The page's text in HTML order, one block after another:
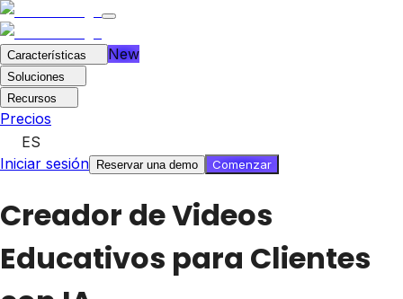
Características New
Soluciones
Recursos
Precios
ES
Iniciar sesión
Reservar una demo Comenzar
Creador de Videos
Educativos para Clientes